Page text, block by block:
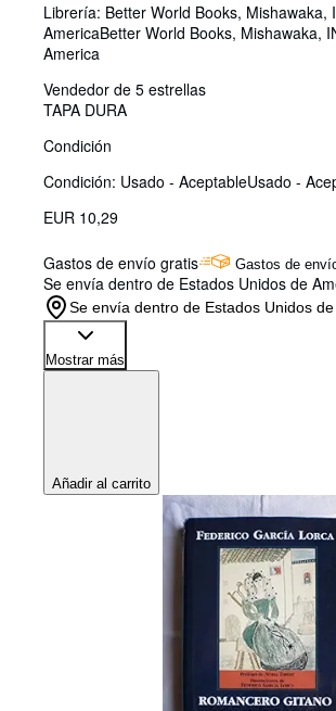
Librería: Better World Books, Mishawaka,
AmericaBetter World Books, Mishawaka,
America
Vendedor de 5 estrellas
TAPA DURA
Condición
Condición: Usado - AceptableUsado -
EUR 10,29
Gastos de envío gratis Gastos de
Se envía dentro de Estados Unidos de
Se envía dentro de Estados Unidos
Mostrar más
Añadir al carrito